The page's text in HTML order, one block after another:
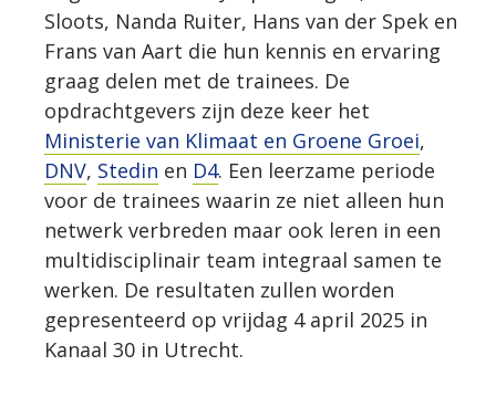
Sloots, Nanda Ruiter, Hans van der Spek en
Frans van Aart die hun kennis en ervaring
graag delen met de trainees. De
opdrachtgevers zijn deze keer het
Ministerie van Klimaat en Groene Groei,
DNV, Stedin en D4. Een leerzame periode
voor de trainees waarin ze niet alleen hun
netwerk verbreden maar ook leren in een
multidisciplinair team integraal samen te
werken. De resultaten zullen worden
gepresenteerd op vrijdag 4 april 2025 in
Kanaal 30 in Utrecht.